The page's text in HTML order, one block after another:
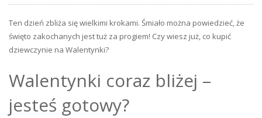
Ten dzień zbliża się wielkimi krokami. Śmiało można powiedzieć, że
święto zakochanych jest tuż za progiem! Czy wiesz już, co kupić
dziewczynie na Walentynki?
Walentynki coraz bliżej –
jesteś gotowy?